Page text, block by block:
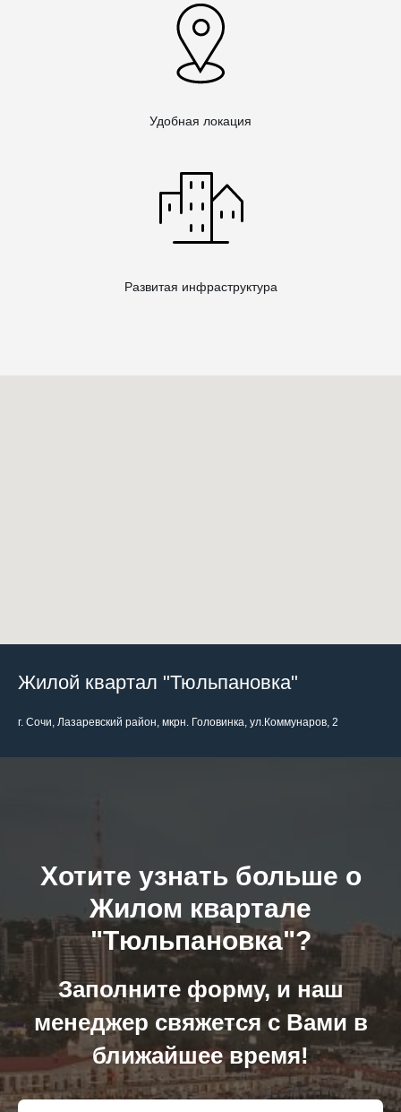
Удобная локация
Развитая инфраструктура
Жилой квартал "Тюльпановка"
г. Сочи, Лазаревский район, мкрн. Головинка, ул.Коммунаров, 2
Хотите узнать больше о
Жилом квартале
"Тюльпановка"?
Заполните форму, и наш
менеджер свяжется с Вами в
ближайшее время!